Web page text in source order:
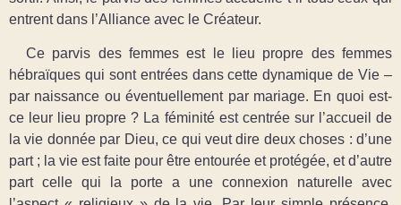
entrent dans l’Alliance avec le Créateur.
Ce parvis des femmes est le lieu propre des femmes
hébraïques qui sont entrées dans cette dynamique de Vie ‒
par naissance ou éventuellement par mariage. En quoi est-
ce leur lieu propre ? La féminité est centrée sur l’accueil de
la vie donnée par Dieu, ce qui veut dire deux choses : d’une
part ; la vie est faite pour être entourée et protégée, et d’autre
part celle qui la porte a une connexion naturelle avec